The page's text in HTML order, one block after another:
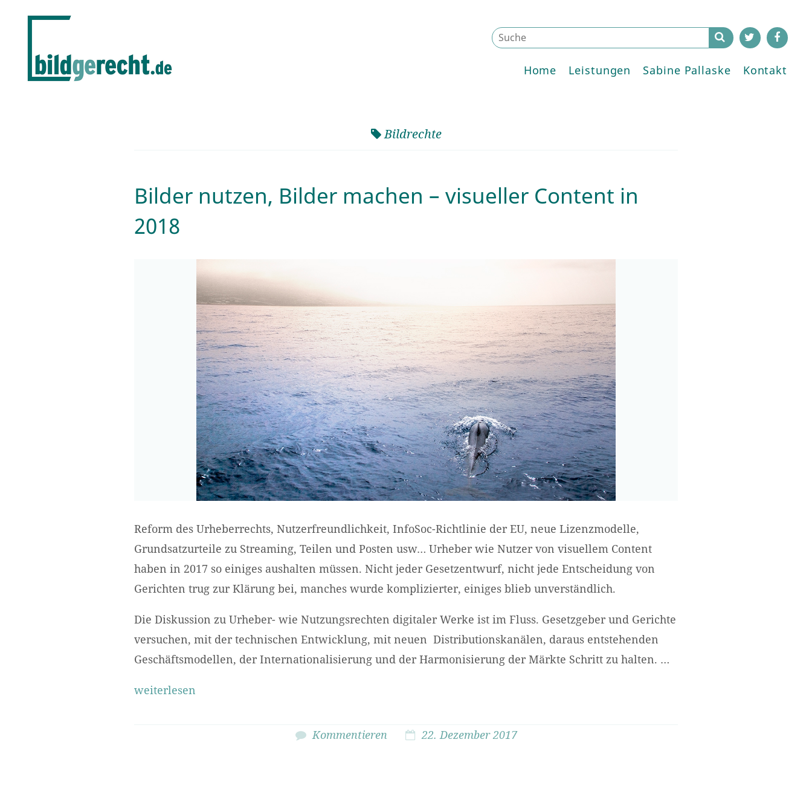
Home Leistungen Sabine Pallaske Kontakt
Bildrechte
Bilder nutzen, Bilder machen – visueller Content in
2018
Reform des Urheberrechts, Nutzerfreundlichkeit, InfoSoc-Richtlinie der EU, neue Lizenzmodelle,
Grundsatzurteile zu Streaming, Teilen und Posten usw… Urheber wie Nutzer von visuellem Content
haben in 2017 so einiges aushalten müssen. Nicht jeder Gesetzentwurf, nicht jede Entscheidung von
Gerichten trug zur Klärung bei, manches wurde komplizierter, einiges blieb unverständlich.
Die Diskussion zu Urheber- wie Nutzungsrechten digitaler Werke ist im Fluss. Gesetzgeber und Gerichte
versuchen, mit der technischen Entwicklung, mit neuen Distributionskanälen, daraus entstehenden
Geschäftsmodellen, der Internationalisierung und der Harmonisierung der Märkte Schritt zu halten. …
weiterlesen
Kommentieren 22. Dezember 2017